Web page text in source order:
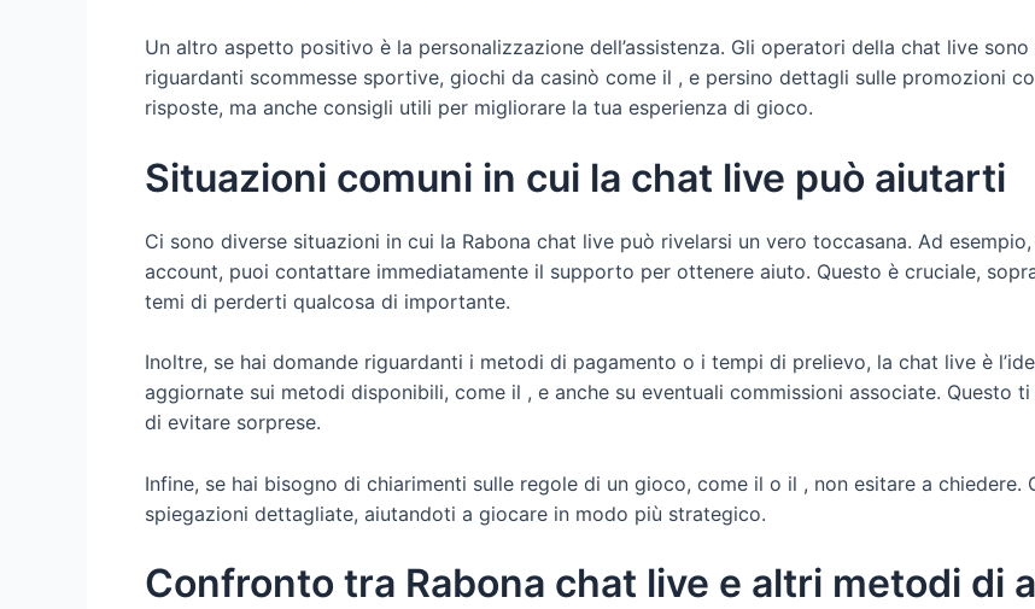
Un altro aspetto positivo è la personalizzazione dell’assistenza. Gli operatori della chat live
riguardanti scommesse sportive, giochi da casinò come il , e persino dettagli sulle promozioni
risposte, ma anche consigli utili per migliorare la tua esperienza di gioco.
Situazioni comuni in cui la chat live può aiutarti
Ci sono diverse situazioni in cui la Rabona chat live può rivelarsi un vero toccasana. Ad
account, puoi contattare immediatamente il supporto per ottenere aiuto. Questo è cruciale,
temi di perderti qualcosa di importante.
Inoltre, se hai domande riguardanti i metodi di pagamento o i tempi di prelievo, la chat live è
aggiornate sui metodi disponibili, come il , e anche su eventuali commissioni associate. Questo
di evitare sorprese.
Infine, se hai bisogno di chiarimenti sulle regole di un gioco, come il o il , non esitare a
spiegazioni dettagliate, aiutandoti a giocare in modo più strategico.
Confronto tra Rabona chat live e altri metodi di